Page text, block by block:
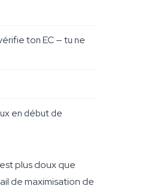
ton EC — tu ne
en début de
plus doux que
de maximisation de